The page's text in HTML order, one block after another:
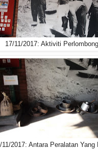
17/11/2017: Aktiviti
11/2017: Antara Peralatan Yang